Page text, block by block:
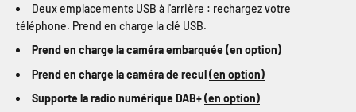
Deux emplacements USB à l'arrière : rechargez votre
téléphone. Prend en charge la clé USB.
Prend en charge la caméra embarquée (en option)
Prend en charge la caméra de recul(en option)
Supporte la radio numérique DAB+(en option)